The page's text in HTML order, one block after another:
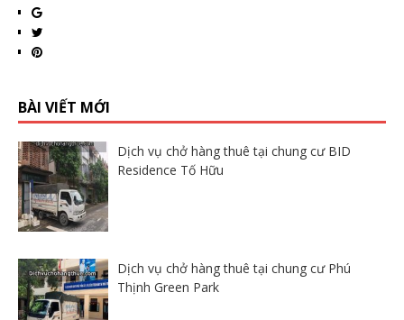
BÀI VIẾT MỚI
Dịch vụ chở hàng thuê tại chung cư BID
Residence Tố Hữu
Dịch vụ chở hàng thuê tại chung cư Phú
Thịnh Green Park